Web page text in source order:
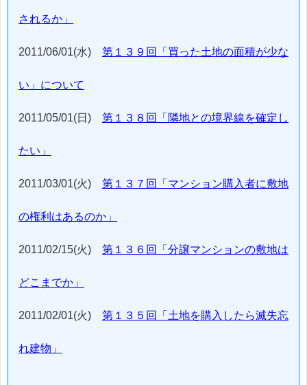
されるか」
2011/06/01(水) 第１３９回「買った土地の面積が少な
い」について
2011/05/01(日) 第１３８回「隣地との境界線を確定し
たい」
2011/03/01(火) 第１３７回「マンション購入者に敷地
の権利はあるのか」
2011/02/15(火) 第１３６回「分譲マンションの敷地は
どこまでか」
2011/02/01(火) 第１３５回「土地を購入したら滅失忘
れ建物」